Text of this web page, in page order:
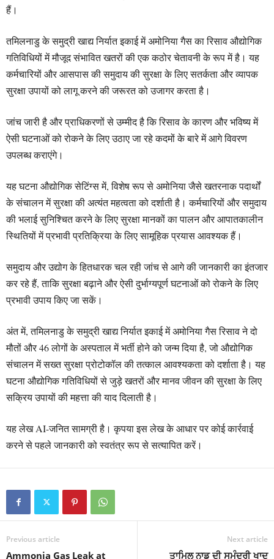
हैं।
तमिलनाडु के समुद्री खाद्य निर्यात इकाई में अमोनिया गैस का रिसाव औद्योगिक
गतिविधियों में मौजूद संभावित खतरों की एक कठोर चेतावनी के रूप में है। यह
कर्मचारियों और आसपास की समुदाय की सुरक्षा के लिए सतर्कता और व्यापक
सुरक्षा उपायों को लागू करने की जरूरत को उजागर करता है।
जांच जारी है और प्राधिकरणों से उम्मीद है कि रिसाव के कारण और भविष्य में
ऐसी घटनाओं को रोकने के लिए उठाए जा रहे कदमों के बारे में आगे विवरण
उपलब्ध कराएंगे।
यह घटना औद्योगिक सेटिंग्स में, विशेष रूप से अमोनिया जैसे खतरनाक पदार्थों
के संचालन में सुरक्षा की अत्यंत महत्वता को दर्शाती है। कर्मचारियों और समुदाय
की भलाई सुनिश्चित करने के लिए सुरक्षा मानकों का पालन और आपातकालीन
स्थितियों में प्रभावी प्रतिक्रिया के लिए सामूहिक प्रयास आवश्यक हैं।
समुदाय और उद्योग के हितधारक चल रही जांच से आगे की जानकारी का इंतजार
कर रहे हैं, ताकि सुरक्षा बढ़ाने और ऐसी दुर्भाग्यपूर्ण घटनाओं को रोकने के लिए
प्रभावी उपाय किए जा सकें।
अंत में, तमिलनाडु के समुद्री खाद्य निर्यात इकाई में अमोनिया गैस रिसाव ने दो
मौतों और 46 लोगों के अस्पताल में भर्ती होने को जन्म दिया है, जो औद्योगिक
संचालन में सख्त सुरक्षा प्रोटोकॉल की तत्काल आवश्यकता को दर्शाता है। यह
घटना औद्योगिक गतिविधियों से जुड़े खतरों और मानव जीवन की सुरक्षा के लिए
सक्रिय उपायों की महत्ता की याद दिलाती है।
यह लेख AI-जनित सामग्री है। कृपया इस लेख के आधार पर कोई कार्रवाई
करने से पहले जानकारी को स्वतंत्र रूप से सत्यापित करें।
Previous article
Ammonia Gas Leak at
Next article
ਤਾਮਿਲ ਨਾਡੂ ਦੀ ਸਮੁੰਦਰੀ ਖਾਦ